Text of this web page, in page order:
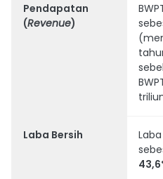
Pendapatan
(Revenue)
Laba Bersih